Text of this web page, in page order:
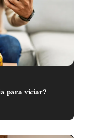
para viciar?